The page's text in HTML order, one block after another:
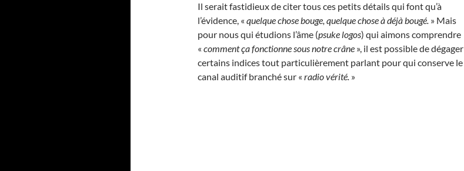
Il serait fastidieux de citer tous ces petits détails qui font qu’à
l’évidence, « quelque chose bouge, quelque chose à déjà bougé. » Mais
pour nous qui étudions l’âme (psuke logos) qui aimons comprendre
« comment ça fonctionne sous notre crâne », il est possible de dégager
certains indices tout particulièrement parlant pour qui conserve le
canal auditif branché sur « radio vérité. »